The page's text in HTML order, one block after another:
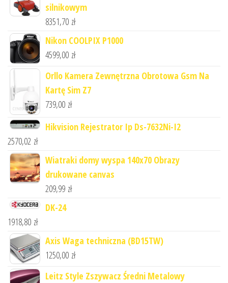
silnikowym
8351,70 zł
Nikon COOLPIX P1000
4599,00 zł
Orllo Kamera Zewnętrzna Obrotowa Gsm Na
Kartę Sim Z7
739,00 zł
Hikvision Rejestrator Ip Ds-7632Ni-I2
2570,02 zł
Wiatraki domy wyspa 140x70 Obrazy
drukowane canvas
209,99 zł
DK-24
1918,80 zł
Axis Waga techniczna (BD15TW)
1250,00 zł
Leitz Style Zszywacz Średni Metalowy